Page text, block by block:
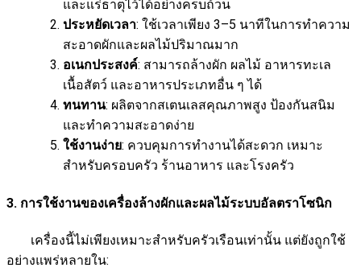
และแร่ธาตุไว้ได้อย่างครบถ้วน
ประหยัดเวลา: ใช้เวลาเพียง 3–5 นาทีในการทำความ
สะอาดผักและผลไม้ปริมาณมาก
อเนกประสงค์: สามารถล้างผัก ผลไม้ อาหารทะเล
เนื้อสัตว์ และอาหารประเภทอื่น ๆ ได้
ทนทาน: ผลิตจากสเตนเลสคุณภาพสูง ป้องกันสนิม
และทำความสะอาดง่าย
ใช้งานง่าย: ควบคุมการทำงานได้สะดวก เหมาะ
สำหรับครอบครัว ร้านอาหาร และโรงครัว
3. การใช้งานของเครื่องล้างผักและผลไม้ระบบอัลตราโซนิก
เครื่องนี้ไม่เพียงเหมาะสำหรับครัวเรือนเท่านั้น แต่ยังถูกใช้
อย่างแพร่หลายใน: